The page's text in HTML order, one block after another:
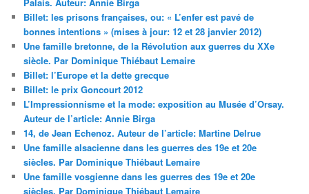
Billet: les prisons françaises, ou: « L’enfer est pavé de
bonnes intentions » (mises à jour: 12 et 28 janvier 2012)
Une famille bretonne, de la Révolution aux guerres du XXe
siècle. Par Dominique Thiébaut Lemaire
Billet: l’Europe et la dette grecque
Billet: le prix Goncourt 2012
L’Impressionnisme et la mode: exposition au Musée d’Orsay.
Auteur de l’article: Annie Birga
14, de Jean Echenoz. Auteur de l’article: Martine Delrue
Une famille alsacienne dans les guerres des 19e et 20e
siècles. Par Dominique Thiébaut Lemaire
Une famille vosgienne dans les guerres des 19e et 20e
siècles. Par Dominique Thiébaut Lemaire